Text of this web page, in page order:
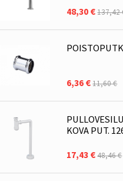
48,30 €137,42
6,36 €11,60 €
KOVA PUT.
17,43 €48,46 €